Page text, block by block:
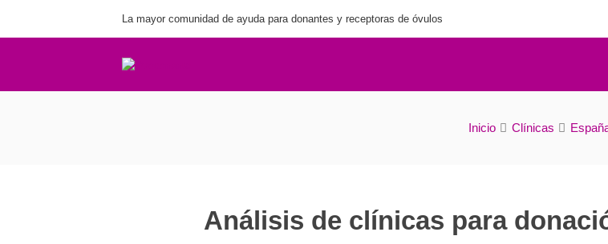
La mayor comunidad de ayuda para donantes y receptoras de óvulos
Directorio de clínicas para la donación de óvulos
Inicio Clínicas
Análisis de clínicas para